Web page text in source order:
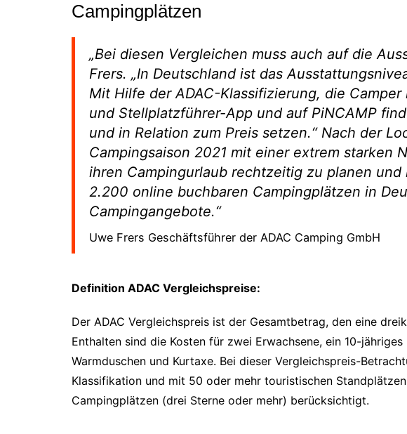
Campingplätzen
„Bei diesen Vergleichen muss auch auf die
Frers. „In Deutschland ist das
Mit Hilfe der ADAC-Klassifizierung, die
und Stellplatzführer-App und auf PiNCAMP
und in Relation zum Preis setzen.“ Nach der
Campingsaison 2021 mit einer extrem starken
ihren Campingurlaub rechtzeitig zu planen
2.200 online buchbaren Campingplätzen in
Campingangebote.“
Uwe Frers Geschäftsführer der ADAC Camping GmbH
Definition ADAC Vergleichspreise:
Der ADAC Vergleichspreis ist der Gesamtbetrag, den eine
Enthalten sind die Kosten für zwei Erwachsene, ein 10-
Warmduschen und Kurtaxe. Bei dieser Vergleichspreis-
Klassifikation und mit 50 oder mehr touristischen
Campingplätzen (drei Sterne oder mehr) berücksichtigt.